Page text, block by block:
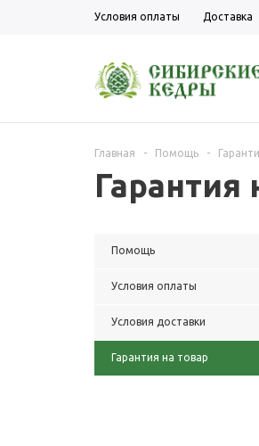
Условия оплаты Доставка
Главная - Помощь -
Гарантия
Помощь
Условия оплаты
Условия доставки
Гарантия на товар